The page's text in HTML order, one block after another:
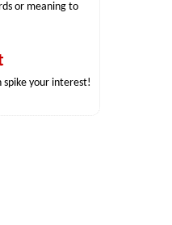
or meaning to
your interest!